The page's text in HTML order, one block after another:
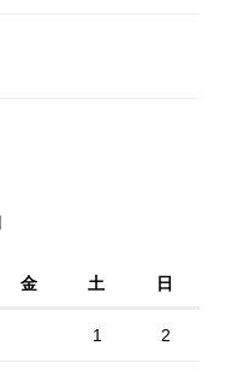
金 土 日
1 2